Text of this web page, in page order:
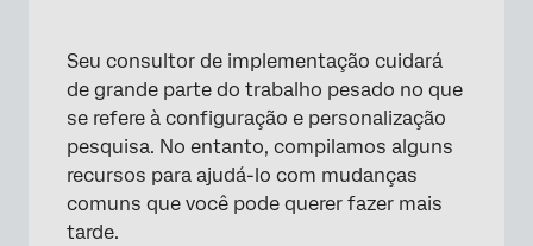
×
Seu consultor de implementação cuidará
de grande parte do trabalho pesado no que
se refere à configuração e personalização
pesquisa. No entanto, compilamos alguns
recursos para ajudá-lo com mudanças
comuns que você pode querer fazer mais
tarde.